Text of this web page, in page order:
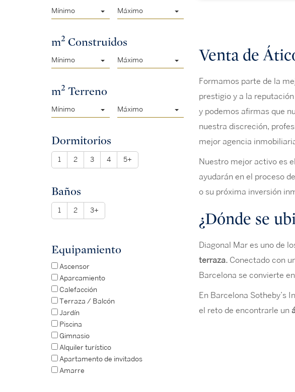
Mínimo Máximo
m2 Construidos
Mínimo Máximo
m2 Terreno
Mínimo Máximo
Dormitorios
1 2 3 4 5+
Baños
1 2 3+
Equipamiento
Ascensor
Aparcamiento
Calefacción
Terraza / Balcón
Jardín
Piscina
Gimnasio
Alquiler turístico
Apartamento de invitados
Amarre
Venta de
Formamos parte de la
prestigio y a la
y podemos afirmas que
nuestra discreción,
mejor agencia
Nuestro mejor activo es
ayudarán en el proceso
o su próxima inversión
¿Dónde se
Diagonal Mar es uno de
terraza.Conectado con
Barcelona se convierte
En Barcelona Sotheby’s
el reto de encontrarle un